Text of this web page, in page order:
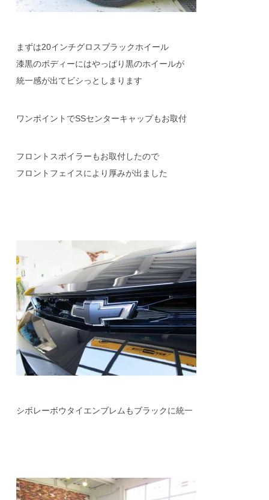
まずは20インチグロスブラックホイール
漆黒のボディーにはやっぱり黒のホイールが
統一感が出てビシっとしまります
ワンポイントでSSセンターキャップもお取付
フロントスポイラーもお取付したので
フロントフェイスにより厚みが出ました
シボレーボウタイエンブレムもブラックに統一